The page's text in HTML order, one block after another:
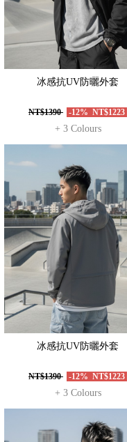
冰感抗UV防曬外套
NT$1390 -12% NT$1223
+ 3 Colours
冰感抗UV防曬外套
NT$1390 -12% NT$1223
+ 3 Colours